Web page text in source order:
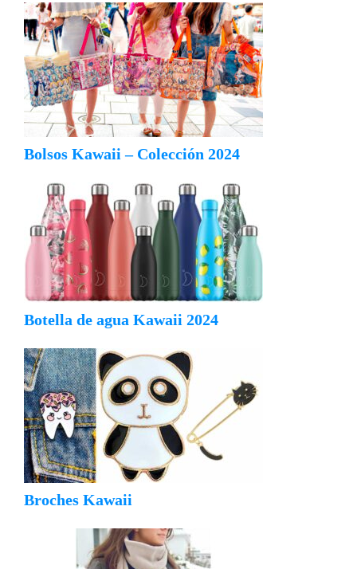
Bolsos Kawaii – Colección 2024
Botella de agua Kawaii 2024
Broches Kawaii